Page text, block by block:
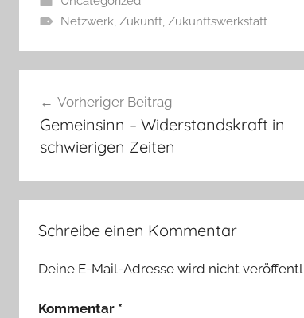
Netzwerk, Zukunft, Zukunftswerkstatt
Vorheriger Beitrag
Gemeinsinn – Widerstandskraft in
schwierigen Zeiten
Schreibe einen Kommentar
Deine E-Mail-Adresse wird nicht
Kommentar *